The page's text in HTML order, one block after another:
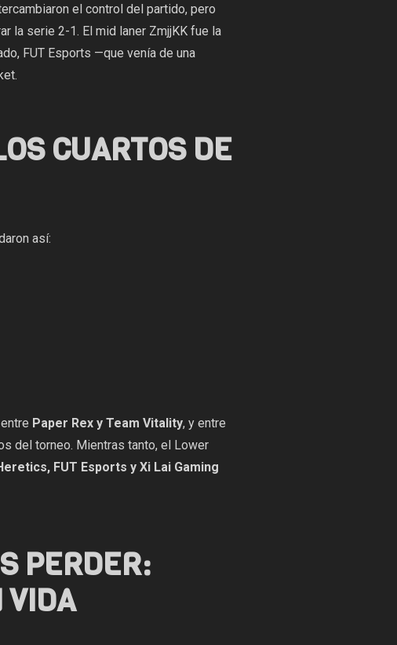
el control del partido, pero
la serie 2-1. El mid laner ZmjjKK fue la
FUT Esports —que venía de una
CUARTOS DE
así:
Paper Rex y Team Vitality, y entre
del torneo. Mientras tanto, el Lower
FUT Esports y Xi Lai Gaming
PERDER:
VIDA